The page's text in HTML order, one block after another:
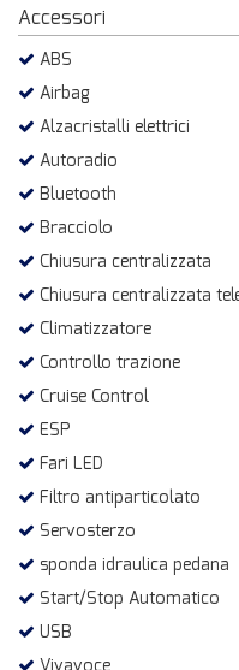
Accessori
ABS
Airbag
Alzacristalli elettrici
Autoradio
Bluetooth
Bracciolo
Chiusura centralizzata
Chiusura centralizzata
Climatizzatore
Controllo trazione
Cruise Control
ESP
Fari LED
Filtro antiparticolato
Servosterzo
sponda idraulica pedana
Start/Stop Automatico
USB
Vivavoce